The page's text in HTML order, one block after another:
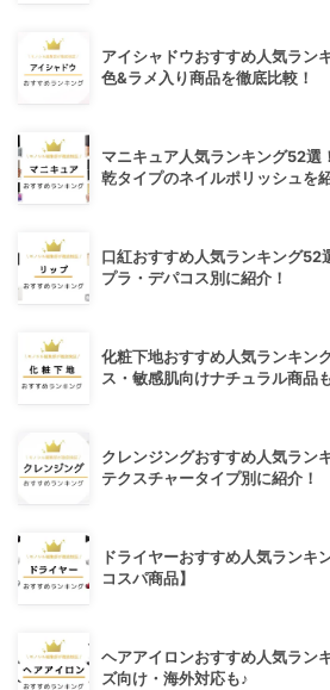
アイシャドウおすすめ人気ラン
色&ラメ入り商品を徹底比較！
マニキュア人気ランキング52選
乾タイプのネイルポリッシュを
口紅おすすめ人気ランキング52
プラ・デパコス別に紹介！
化粧下地おすすめ人気ランキン
ス・敏感肌向けナチュラル商品
クレンジングおすすめ人気ラン
テクスチャータイプ別に紹介！
ドライヤーおすすめ人気ランキ
コスパ商品】
ヘアアイロンおすすめ人気ラン
ズ向け・海外対応も♪